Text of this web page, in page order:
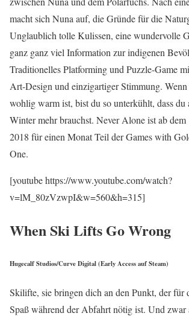
macht sich Nuna auf, die Gründe für die
Unglaublich tolle Kulissen, eine wundervolle
ganz ganz viel Information zur indigenen
Traditionelles Platforming und Puzzle-Game
Art-Design und einzigartiger Stimmung.
wohlig warm ist, bist du so unterkühlt, dass du
Winter mehr brauchst. Never Alone ist ab
2018 für einen Monat Teil der Games with
One.
[youtube https://www.youtube.com/watch?
v=lM_80zVzwpI&w=560&h=315]
When Ski Lifts Go Wrong
Hugecalf Studios/Curve Digital (Early Access auf Steam)
Skilifte, sie bringen dich an den Punkt, der für
Spaß während der Abfahrt nötig ist. Und zwar